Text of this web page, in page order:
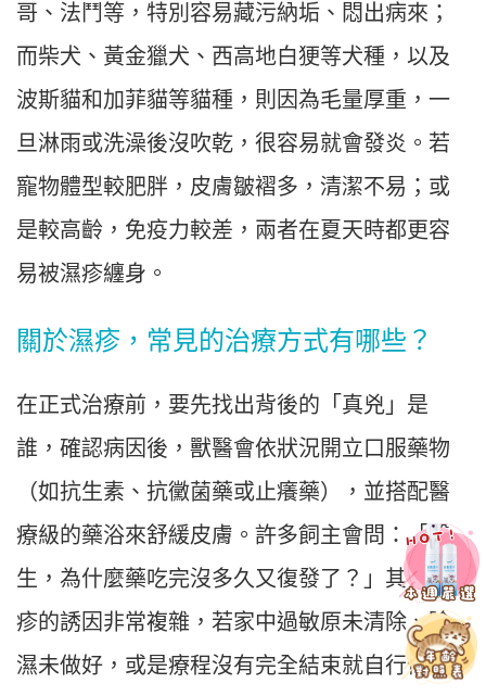
哥、法鬥等，特別容易藏污納垢、悶出病來；
而柴犬、黃金獵犬、西高地白㹴等犬種，以及
波斯貓和加菲貓等貓種，則因為毛量厚重，一
旦淋雨或洗澡後沒吹乾，很容易就會發炎。若
寵物體型較肥胖，皮膚皺褶多，清潔不易；或
是較高齡，免疫力較差，兩者在夏天時都更容
易被濕疹纏身。
關於濕疹，常見的治療方式有哪些？
在正式治療前，要先找出背後的「真兇」是
誰，確認病因後，獸醫會依狀況開立口服藥物
（如抗生素、抗黴菌藥或止癢藥），並搭配醫
療級的藥浴來舒緩皮膚。許多飼主會問：「醫
生，為什麼藥吃完沒多久又復發了？」其實濕
疹的誘因非常複雜，若家中過敏原未清除、除
濕未做好，或是療程沒有完全結束就自行停